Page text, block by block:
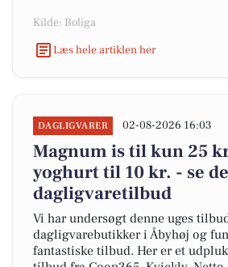
Kilde: Boliga
Læs hele artiklen her
DAGLIGVARER 02-08-2026 16:03
Magnum is til kun 25
yoghurt til 10 kr. - se
dagligvaretilbud
Vi har undersøgt denne uges
dagligvarebutikker i Åbyhøj og
fantastiske tilbud. Her er et